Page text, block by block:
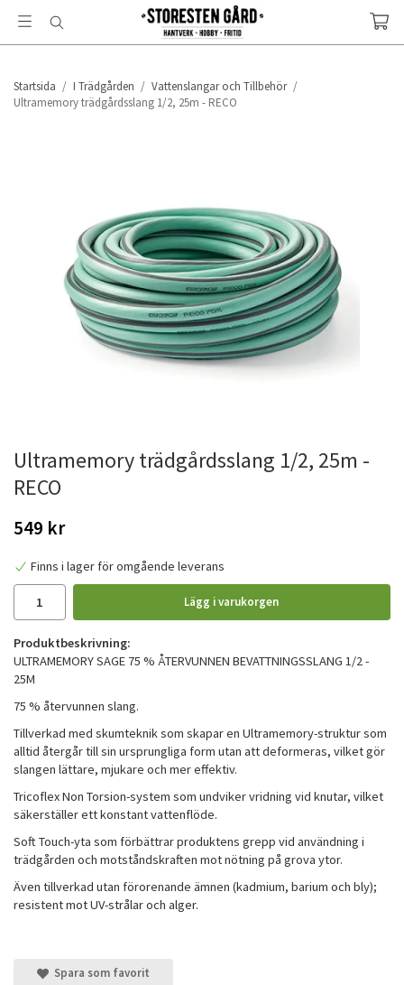
Startsida / I Trädgården / Vattenslangar och Tillbehör /
Ultramemory trädgårdsslang 1/2, 25m - RECO
Ultramemory trädgårdsslang 1/2, 25m -
RECO
549 kr
Finns i lager för omgående leverans
Lägg i varukorgen
Produktbeskrivning:
ULTRAMEMORY SAGE 75 % ÅTERVUNNEN BEVATTNINGSSLANG 1/2 -
25M
75 % återvunnen slang.
Tillverkad med skumteknik som skapar en Ultramemory-struktur som
alltid återgår till sin ursprungliga form utan att deformeras, vilket gör
slangen lättare, mjukare och mer effektiv.
Tricoflex Non Torsion-system som undviker vridning vid knutar, vilket
säkerställer ett konstant vattenflöde.
Soft Touch-yta som förbättrar produktens grepp vid användning i
trädgården och motståndskraften mot nötning på grova ytor.
Även tillverkad utan förorenande ämnen (kadmium, barium och bly);
resistent mot UV-strålar och alger.
Spara som favorit